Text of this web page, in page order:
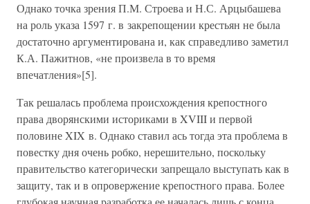
Однако точка зрения П.М. Строева и Н.С. Арцыбашева
на роль указа 1597 г. в закрепощении крестьян не была
достаточно аргументирована и, как справедливо заметил
К.А. Пажитнов, «не произвела в то время
впечатления»[5].
Так решалась проблема происхождения крепостного
права дворянскими историками в XVIII и первой
половине XIX в. Однако ставил ась тогда эта проблема в
повестку дня очень робко, нерешительно, поскольку
правительство категорически запрещало выступать как в
защиту, так и в опровержение крепостного права. Более